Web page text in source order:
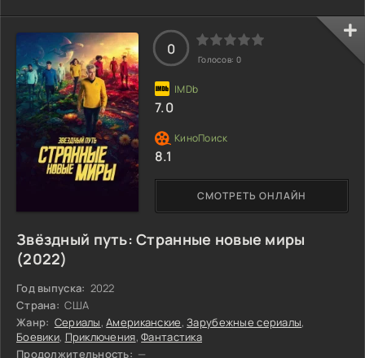
достигшим вершины своего развития. В глубине души
шляхтич лелеял амбициозную мечту — войти в историю
как самый известный Иоанн Павел в Польше. Однако на
пути к этой великой цели ему постоянно вставали
преграды, связанные с повседневными
Звёздный путь: Странные новые миры
(2022)
Год выпуска: 2022
Страна: США
Жанр: Сериалы,Американские,Зарубежные сериалы,
Боевики, Приключения,Фантастика
Продолжительность: —
СМОТРЕТЬ ОНЛАЙН
0
Голосов: 0
7.0
8.1